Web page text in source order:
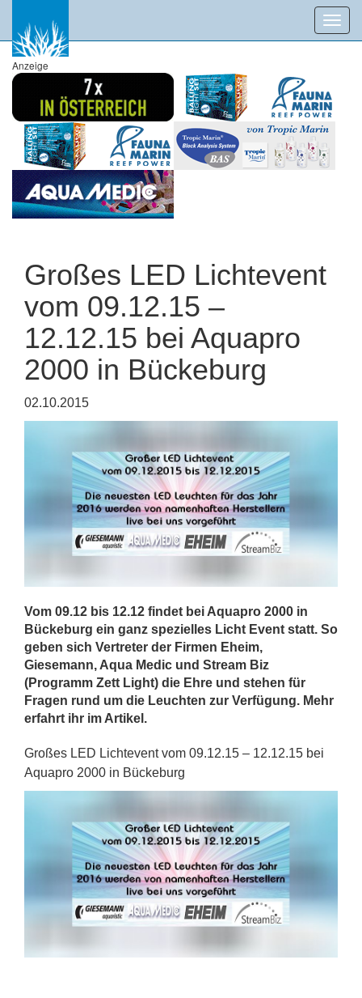
Anzeige
Großes LED Lichtevent
vom 09.12.15 –
12.12.15 bei Aquapro
2000 in Bückeburg
02.10.2015
Vom 09.12 bis 12.12 findet bei Aquapro 2000 in
Bückeburg ein ganz spezielles Licht Event statt. So
geben sich Vertreter der Firmen Eheim,
Giesemann, Aqua Medic und Stream Biz
(Programm Zett Light) die Ehre und stehen für
Fragen rund um die Leuchten zur Verfügung. Mehr
erfahrt ihr im Artikel.
Großes LED Lichtevent vom 09.12.15 – 12.12.15 bei
Aquapro 2000 in Bückeburg